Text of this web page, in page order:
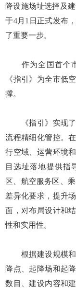
降设施场址选择及
于4月1日正式发布
了重要一步。
作为全国首个市
《指引》为全市低
撑。
《指引》实现了
流程精细化管控。
行空域、运营环境
目选址落地提供指
区、航空服务区、
差异化要求，提升
面，对布局设计和
性和实用性。
根据建设规模和
降点、起降场和起
数目、建设内容和